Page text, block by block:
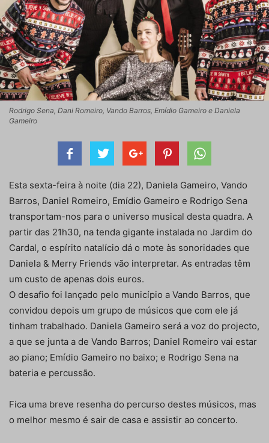
Rodrigo Sena, Dani Romeiro, Vando Barros, Emídio Gameiro e Daniela
Gameiro
Esta sexta-feira à noite (dia 22), Daniela Gameiro, Vando
Barros, Daniel Romeiro, Emídio Gameiro e Rodrigo Sena
transportam-nos para o universo musical desta quadra. A
partir das 21h30, na tenda gigante instalada no Jardim do
Cardal, o espírito natalício dá o mote às sonoridades que
Daniela & Merry Friends vão interpretar. As entradas têm
um custo de apenas dois euros.
O desafio foi lançado pelo município a Vando Barros, que
convidou depois um grupo de músicos que com ele já
tinham trabalhado. Daniela Gameiro será a voz do projecto,
a que se junta a de Vando Barros; Daniel Romeiro vai estar
ao piano; Emídio Gameiro no baixo; e Rodrigo Sena na
bateria e percussão.
Fica uma breve resenha do percurso destes músicos, mas
o melhor mesmo é sair de casa e assistir ao concerto.